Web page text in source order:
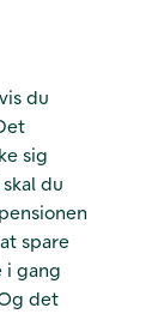
du
sig
du
spare
i gang
det